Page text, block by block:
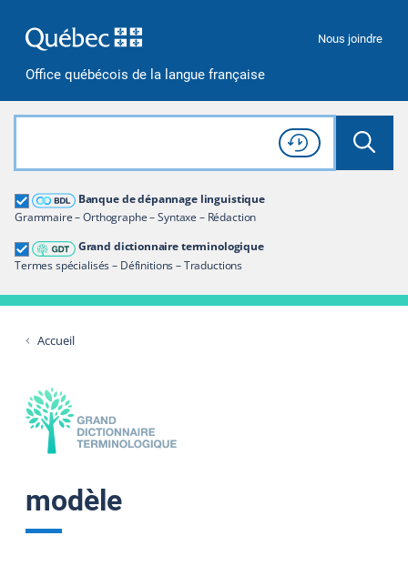
Office québécois de la langue française
Nous joindre
Rechercher dans tout le site
Lancer
Consulter l'
Historique
de recherche
Banque de dépannage linguistique
Grammaire – Orthographe – Syntaxe – Rédaction
Grand dictionnaire terminologique
Termes spécialisés – Définitions – Traductions
Grand dictionnaire terminologique
Restreindre aux termes
Accueil
modèle